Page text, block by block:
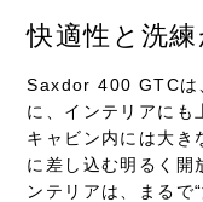
快適性と洗
Saxdor 400 GTCは
に、インテリアにも
キャビン内には大き
に差し込む明るく開
ンテリアは、まるで